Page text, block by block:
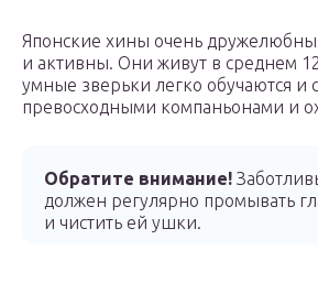
Японские хины очень
и активны. Они живут в среднем
умные зверьки легко обучаются и
превосходными компаньонами и
Обратите внимание!
должен регулярно промывать
и чистить ей ушки.